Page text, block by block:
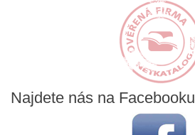
Najdete nás na Facebooku